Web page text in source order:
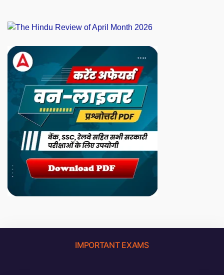
IMPORTANT EXAMS